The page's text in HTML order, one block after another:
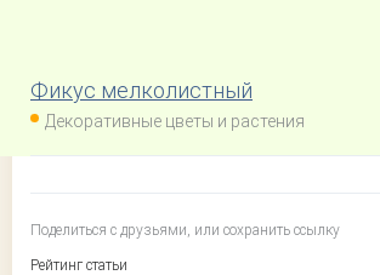
Фикус мелколистный
Декоративные цветы и растения
Поделиться с друзьями, или сохранить ссылку
Рейтинг статьи